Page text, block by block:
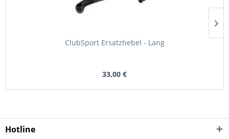
ClubSport Ersatzhebel - Lang
33,00 €
Hotline